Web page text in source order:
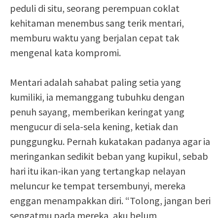
peduli di situ, seorang perempuan coklat
kehitaman menembus sang terik mentari,
memburu waktu yang berjalan cepat tak
mengenal kata kompromi.
Mentari adalah sahabat paling setia yang
kumiliki, ia memanggang tubuhku dengan
penuh sayang, memberikan keringat yang
mengucur di sela-sela kening, ketiak dan
punggungku. Pernah kukatakan padanya agar ia
meringankan sedikit beban yang kupikul, sebab
hari itu ikan-ikan yang tertangkap nelayan
meluncur ke tempat tersembunyi, mereka
enggan menampakkan diri. “Tolong, jangan beri
sengatmu pada mereka, aku belum